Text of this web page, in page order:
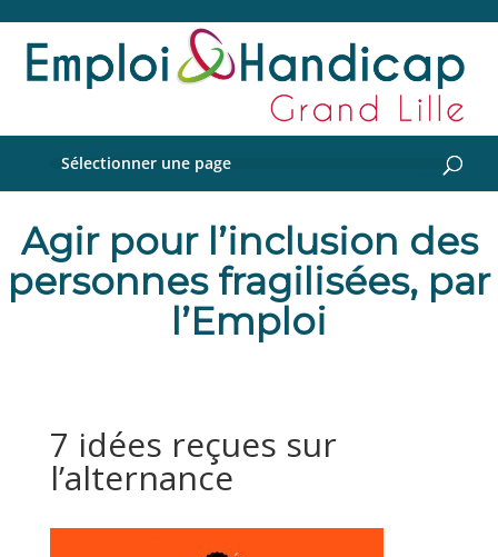
Sélectionner une page
Agir pour l’inclusion des
personnes fragilisées, par
l’Emploi
7 idées reçues sur
l’alternance